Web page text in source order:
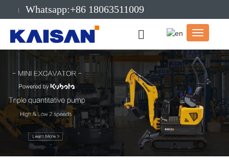
Whatsapp:+86 18063511009
E-mail:info@kaisanmachinery.com